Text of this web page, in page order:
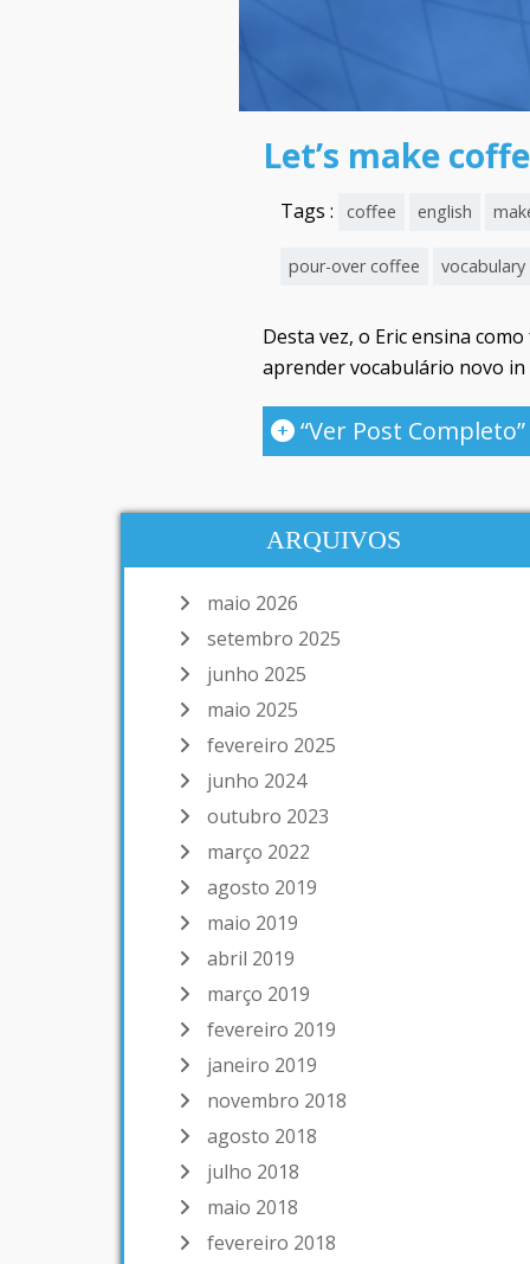
Let’s make
Tags : coffee english
pour-over coffee vocabulary
Desta vez, o Eric ensina
aprender vocabulário novo in
“Ver Post Completo”
ARQUIVOS
maio 2026
setembro 2025
junho 2025
maio 2025
fevereiro 2025
junho 2024
outubro 2023
março 2022
agosto 2019
maio 2019
abril 2019
março 2019
fevereiro 2019
janeiro 2019
novembro 2018
agosto 2018
julho 2018
maio 2018
fevereiro 2018